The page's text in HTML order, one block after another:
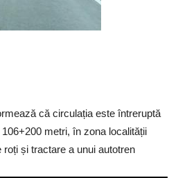
că circulația este întreruptă
metri, în zona localității
și tractare a unui autotren